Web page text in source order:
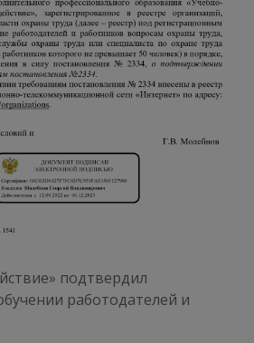
подтвердил
работодателей и